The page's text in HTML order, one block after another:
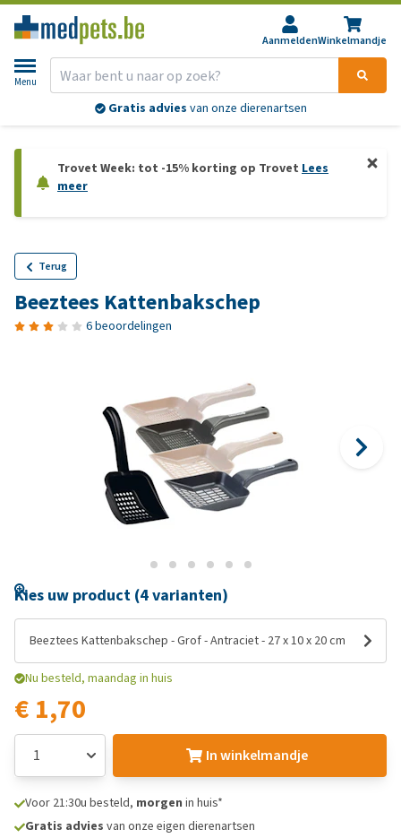
AanmeldenWinkelmandje
Menu
Gratis advies van onze dierenartsen
Trovet Week: tot -15% korting op Trovet Lees
meer
Terug
Beeztees Kattenbakschep
6 beoordelingen
Kies uw product (4 varianten)
Beeztees Kattenbakschep - Grof - Antraciet - 27 x 10 x 20 cm
Nu besteld, maandag in huis
€ 1,70
In winkelmandje
Voor 21:30u besteld, morgen in huis*
Gratis advies van onze eigen dierenartsen